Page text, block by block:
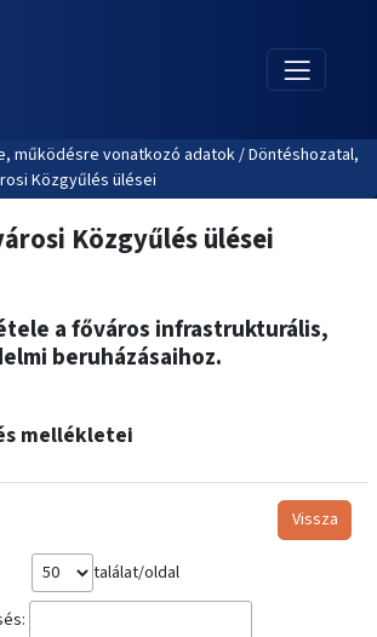
működésre vonatkozó adatok / Döntéshozatal,
Közgyűlés ülései
Közgyűlés ülései
a főváros infrastrukturális,
beruházásaihoz.
mellékletei
Vissza
találat/oldal